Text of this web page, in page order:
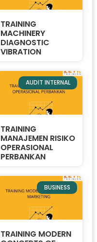
TRAINING
MACHINERY
DIAGNOSTIC
VIBRATION
AUDIT INTERNAL
TRAINING
MANAJEMEN RISIKO
OPERASIONAL
PERBANKAN
BUSINESS
TRAINING MODERN